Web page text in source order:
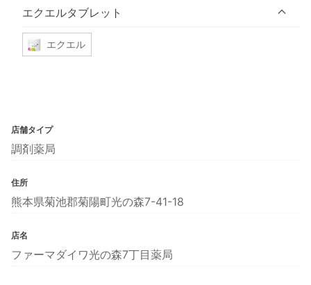
エクエルタブレット
エクエル
店舗タイプ
調剤薬局
住所
熊本県菊池郡菊陽町光の森7-41-18
店名
ファーマダイワ光の森7丁目薬局